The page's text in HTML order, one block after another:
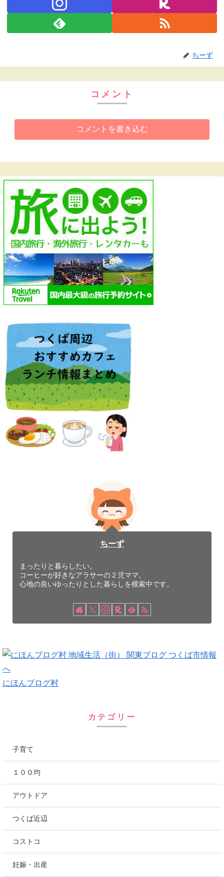
ちーず
コメント
コメントを書き込む
ちーず
まったりと暮らしたい。
コーヒーが好きなアラサーの２児ママ。
心地の良いゆったりとした暮らしを模索中です。
にほんブログ村
カテゴリー
子育て
１００均
アウトドア
つくば近辺
コストコ
妊娠・出産